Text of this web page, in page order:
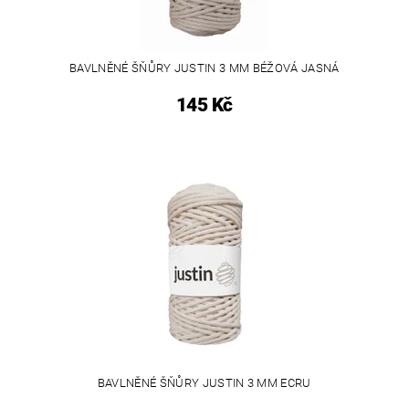
BAVLNĚNÉ ŠŇŮRY JUSTIN 3 MM BÉŽOVÁ JASNÁ
145 Kč
BAVLNĚNÉ ŠŇŮRY JUSTIN 3 MM ECRU